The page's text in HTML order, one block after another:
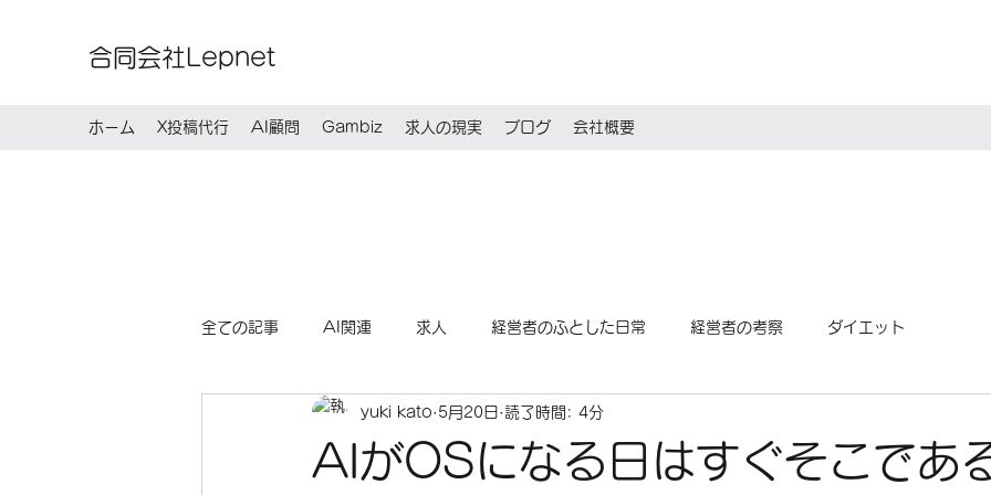
合同会社Lepnet
ホーム X投稿代行 AI顧問 Gambiz 求人の現実 ブログ 会社概要
全ての記事 AI関連 求人 経営者のふとした日常 経営者の考察 ダイエット
AIがOSになる日はすぐそこであ
yuki kato 5月20日 読了時間: 4分